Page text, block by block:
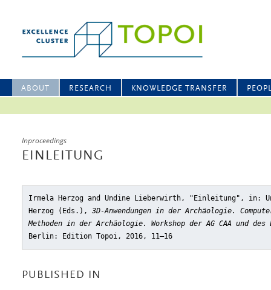
ABOUT RESEARCH KNOWLEDGE TRANSFER
Inproceedings
EINLEITUNG
Irmela Herzog and Undine Lieberwirth, "Einleitung" , in:
Herzog (Eds.), 3D-Anwendungen in der Archäologie.
Methoden in der Archäologie. Workshop der AG CAA und
Berlin: Edition Topoi, 2016, 11–16
PUBLISHED IN